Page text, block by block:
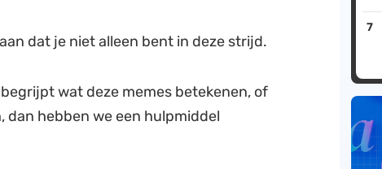
dat je niet alleen bent in deze strijd.
wat deze memes betekenen, of
dan hebben we een hulpmiddel